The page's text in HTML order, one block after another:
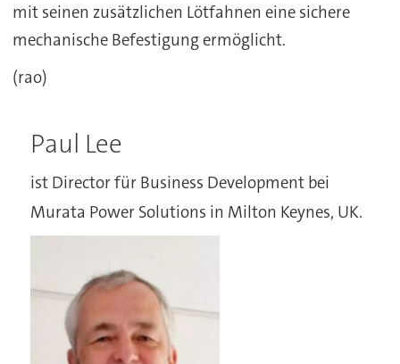
mit seinen zusätzlichen Lötfahnen eine sichere
mechanische Befestigung ermöglicht.
(rao)
Paul Lee
ist Director für Business Development bei
Murata Power Solutions in Milton Keynes, UK.